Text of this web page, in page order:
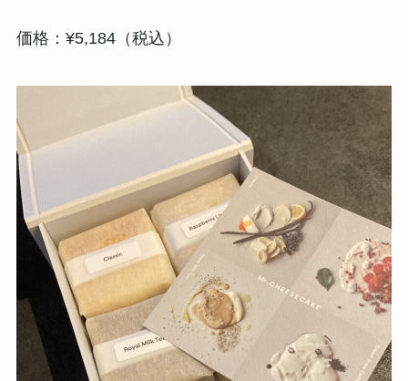
価格：¥5,184（税込）